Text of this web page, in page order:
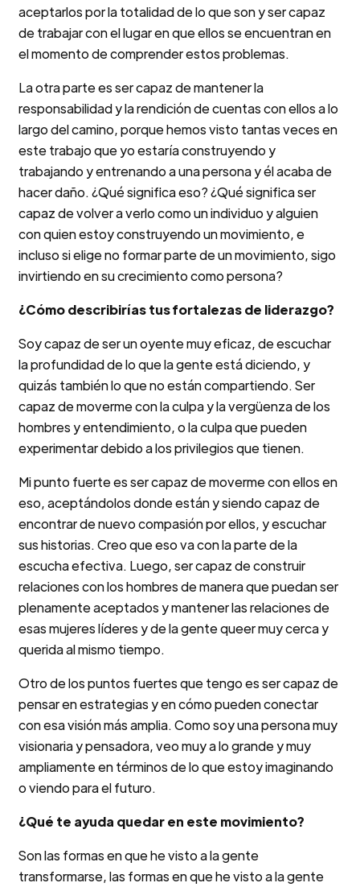
aceptarlos por la totalidad de lo que son y ser capaz
de trabajar con el lugar en que ellos se encuentran en
el momento de comprender estos problemas.
La otra parte es ser capaz de mantener la
responsabilidad y la rendición de cuentas con ellos a lo
largo del camino, porque hemos visto tantas veces en
este trabajo que yo estaría construyendo y
trabajando y entrenando a una persona y él acaba de
hacer daño. ¿Qué significa eso? ¿Qué significa ser
capaz de volver a verlo como un individuo y alguien
con quien estoy construyendo un movimiento, e
incluso si elige no formar parte de un movimiento, sigo
invirtiendo en su crecimiento como persona?
¿Cómo describirías tus fortalezas de liderazgo?
Soy capaz de ser un oyente muy eficaz, de escuchar
la profundidad de lo que la gente está diciendo, y
quizás también lo que no están compartiendo. Ser
capaz de moverme con la culpa y la vergüenza de los
hombres y entendimiento, o la culpa que pueden
experimentar debido a los privilegios que tienen.
Mi punto fuerte es ser capaz de moverme con ellos en
eso, aceptándolos donde están y siendo capaz de
encontrar de nuevo compasión por ellos, y escuchar
sus historias. Creo que eso va con la parte de la
escucha efectiva. Luego, ser capaz de construir
relaciones con los hombres de manera que puedan ser
plenamente aceptados y mantener las relaciones de
esas mujeres líderes y de la gente queer muy cerca y
querida al mismo tiempo.
Otro de los puntos fuertes que tengo es ser capaz de
pensar en estrategias y en cómo pueden conectar
con esa visión más amplia. Como soy una persona muy
visionaria y pensadora, veo muy a lo grande y muy
ampliamente en términos de lo que estoy imaginando
o viendo para el futuro.
¿Qué te ayuda quedar en este movimiento?
Son las formas en que he visto a la gente
transformarse, las formas en que he visto a la gente